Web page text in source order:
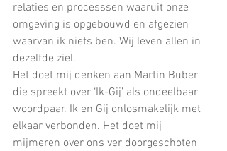
relaties en processsen waaruit onze
omgeving is opgebouwd en afgezien
waarvan ik niets ben. Wij leven allen in
dezelfde ziel.
Het doet mij denken aan Martin Buber
die spreekt over ‘Ik-Gij’ als ondeelbaar
woordpaar. Ik en Gij onlosmakelijk met
elkaar verbonden. Het doet mij
mijmeren over ons ver doorgeschoten